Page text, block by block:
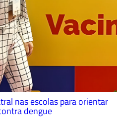
nas escolas para orientar
dengue